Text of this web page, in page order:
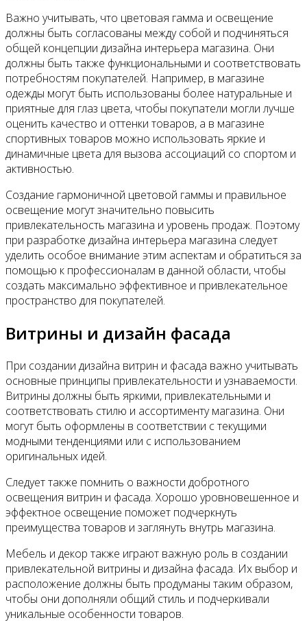
Важно учитывать, что цветовая гамма и освещение
должны быть согласованы между собой и подчиняться
общей концепции дизайна интерьера магазина. Они
должны быть также функциональными и соответствовать
потребностям покупателей. Например, в магазине
одежды могут быть использованы более натуральные и
приятные для глаз цвета, чтобы покупатели могли лучше
оценить качество и оттенки товаров, а в магазине
спортивных товаров можно использовать яркие и
динамичные цвета для вызова ассоциаций со спортом и
активностью.
Создание гармоничной цветовой гаммы и правильное
освещение могут значительно повысить
привлекательность магазина и уровень продаж. Поэтому
при разработке дизайна интерьера магазина следует
уделить особое внимание этим аспектам и обратиться за
помощью к профессионалам в данной области, чтобы
создать максимально эффективное и привлекательное
пространство для покупателей.
Витрины и дизайн фасада
При создании дизайна витрин и фасада важно учитывать
основные принципы привлекательности и узнаваемости.
Витрины должны быть яркими, привлекательными и
соответствовать стилю и ассортименту магазина. Они
могут быть оформлены в соответствии с текущими
модными тенденциями или с использованием
оригинальных идей.
Следует также помнить о важности добротного
освещения витрин и фасада. Хорошо уровновешенное и
эффектное освещение поможет подчеркнуть
преимущества товаров и заглянуть внутрь магазина.
Мебель и декор также играют важную роль в создании
привлекательной витрины и дизайна фасада. Их выбор и
расположение должны быть продуманы таким образом,
чтобы они дополняли общий стиль и подчеркивали
уникальные особенности товаров.